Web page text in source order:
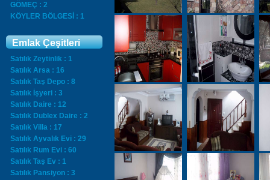
GÖMEÇ : 2
KÖYLER BÖLGESİ : 1
Emlak Çeşitleri
Satılık Zeytinlik : 1
Satılık Arsa : 16
Satılık Taş Depo : 8
Satılık İşyeri : 3
Satılık Daire : 12
Satılık Dublex Daire : 2
Satılık Villa : 17
Satılık Ayvalık Evi : 29
Satılık Rum Evi : 60
Satılık Taş Ev : 1
Satılık Pansiyon : 3